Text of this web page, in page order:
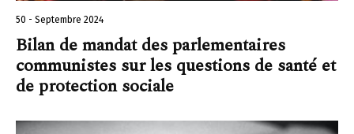
50 - Septembre 2024
Bilan de mandat des parlementaires
communistes sur les questions de santé et
de protection sociale